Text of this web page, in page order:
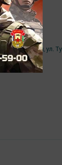
Сабы, ул.